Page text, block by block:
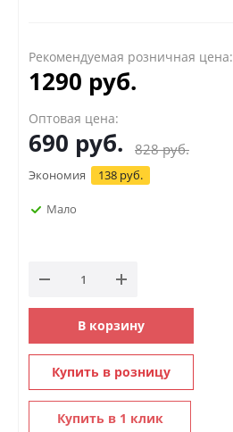
Рекомендуемая розничная цена:
1290 руб.
Оптовая цена:
690 руб. 828руб.
Экономия 138 руб.
Мало
В корзину
Купить в розницу
Купить в 1 клик